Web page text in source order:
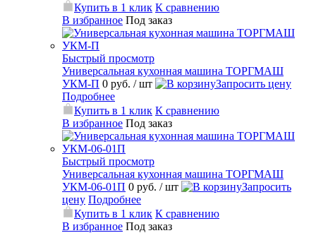
Купить в 1 клик К сравнению
В избранное Под заказ
Быстрый просмотр
Универсальная кухонная машина ТОРГМАШ
УКМ-П 0 руб. / шт
Запросить цену
Подробнее
Купить в 1 клик К сравнению
В избранное Под заказ
Быстрый просмотр
Универсальная кухонная машина ТОРГМАШ
УКМ-06-01П 0 руб. / шт
Запросить
цену Подробнее
Купить в 1 клик К сравнению
В избранное Под заказ